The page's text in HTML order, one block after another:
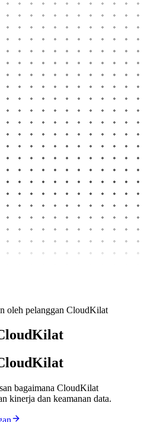
oleh pelanggan CloudKilat
bagaimana CloudKilat
kinerja dan keamanan data.